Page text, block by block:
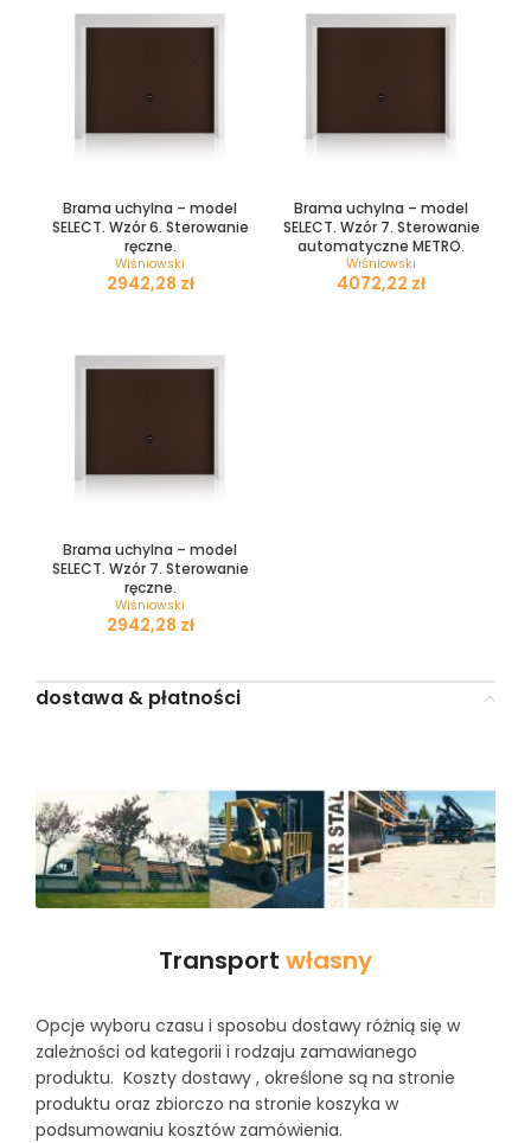
Brama uchylna – model
SELECT. Wzór 6. Sterowanie
ręczne.
Wiśniowski
zł
Brama uchylna – model
SELECT. Wzór 7. Sterowanie
automatyczne METRO.
Wiśniowski
zł
Brama uchylna – model
SELECT. Wzór 7. Sterowanie
ręczne.
Wiśniowski
zł
dostawa & płatności
Transport własny
Opcje wyboru czasu i sposobu dostawy różnią się w
zależności od kategorii i rodzaju zamawianego
produktu. Koszty dostawy , określone są na stronie
produktu oraz zbiorczo na stronie koszyka w
podsumowaniu kosztów zamówienia.